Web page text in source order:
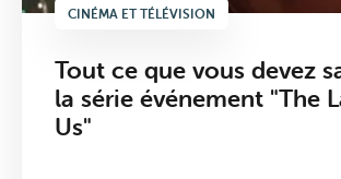
CINÉMA ET TÉLÉVISION
Tout ce que vous devez
la série événement "The
Us"